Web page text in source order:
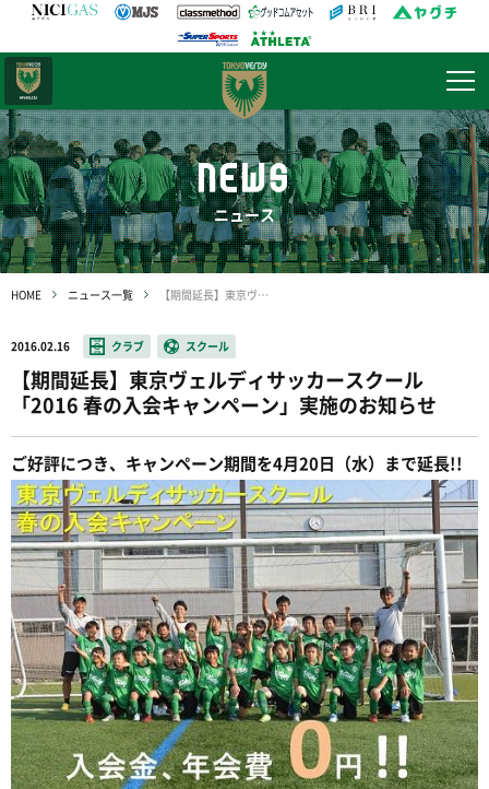
NEWS
ニュース
HOME ニュース一覧 【期間延長】東京ヴェルディサッカースクール「2016 春の入会キャンペーン」実施のお知らせ
2016.02.16 クラブ スクール
【期間延長】東京ヴェルディサッカースクール
「2016 春の入会キャンペーン」実施のお知らせ
ご好評につき、キャンペーン期間を4月20日（水）まで延長!!